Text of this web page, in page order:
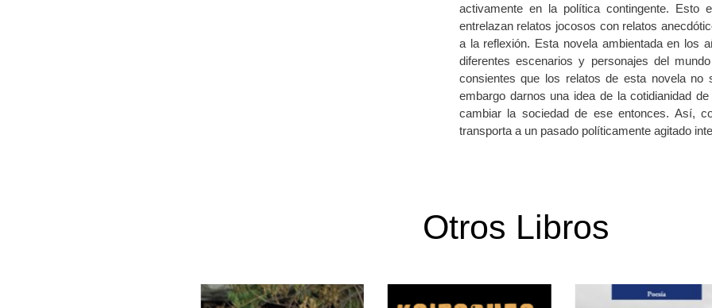
activamente en la política contingente. Esto
entrelazan relatos jocosos con relatos
a la reflexión. Esta novela ambientada en los
diferentes escenarios y personajes del
consientes que los relatos de esta novela no
embargo darnos una idea de la cotidianidad
cambiar la sociedad de ese entonces. Así,
transporta a un pasado políticamente agitado
Otros Libros